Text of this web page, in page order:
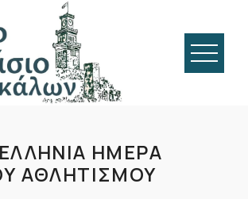
ΗΜΈΡΑ
ΑΘΛΗΤΙΣΜΟΎ